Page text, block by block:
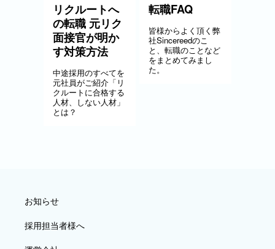
リクルートへ
の転職 元リク
面接官が明か
す対策方法
中途採用のすべてを
元社員がご紹介「リ
クルートに合格する
人材、しない人材」
とは？
転職FAQ
皆様からよく頂く弊
社Sincereedのこ
と、転職のことなど
をまとめてみまし
た。
お知らせ
採用担当者様へ